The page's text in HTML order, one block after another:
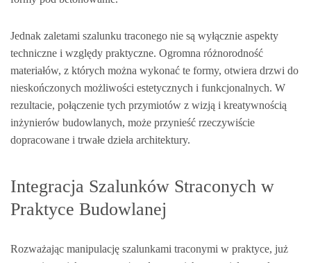
Jednak zaletami szalunku traconego nie są wyłącznie aspekty
techniczne i względy praktyczne. Ogromna różnorodność
materiałów, z których można wykonać te formy, otwiera drzwi do
nieskończonych możliwości estetycznych i funkcjonalnych. W
rezultacie, połączenie tych przymiotów z wizją i kreatywnością
inżynierów budowlanych, może przynieść rzeczywiście
dopracowane i trwałe dzieła architektury.
Integracja Szalunków Straconych w
Praktyce Budowlanej
Rozważając manipulację szalunkami traconymi w praktyce, już